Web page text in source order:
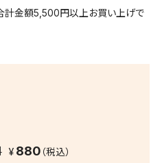
計金額5,500円以上お買い上げで
880